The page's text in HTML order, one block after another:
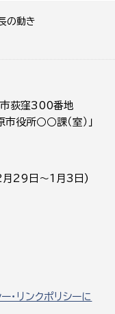
の動き
荻窪300番地
役所○○課（室）」
月29日～1月3日)
・リンクポリシーに